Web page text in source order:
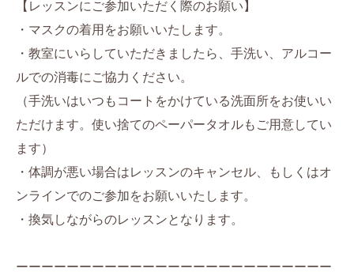
【レッスンにご参加いただく際のお願い】
・マスクの着用をお願いいたします。
・教室にいらしていただきましたら、手洗い、アルコー
ルでの消毒にご協力ください。
（手洗いはいつもコートをかけている洗面所をお使いい
ただけます。使い捨てのペーパータオルもご用意してい
ます）
・体調が悪い場合はレッスンのキャンセル、もしくはオ
ンラインでのご参加をお願いいたします。
・換気しながらのレッスンとなります。
ーーーーーーーーーーーーーーーーーーーーーーーーー